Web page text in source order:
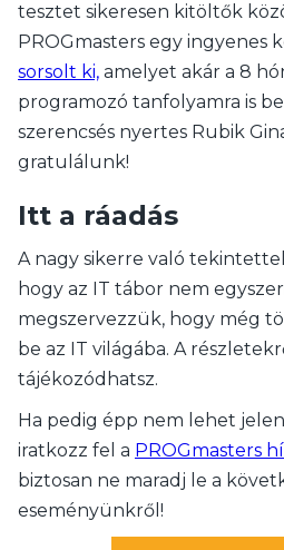
tesztet sikeresen kitöltők
PROGmasters egy ingyenes
sorsolt ki, amelyet akár a 8
programozó tanfolyamra is
szerencsés nyertes Rubik
gratulálunk!
Itt a ráadás
A nagy sikerre való
hogy az IT tábor nem
megszervezzük, hogy még
be az IT világába. A
tájékozódhatsz.
Ha pedig épp nem lehet
iratkozz fel a PROGmasters
biztosan ne maradj le a
eseményünkről!